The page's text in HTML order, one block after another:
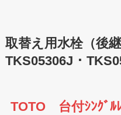
取替え用水栓（
TKS05306J ･
TOTO 台付ｼﾝｸﾞﾙﾚ